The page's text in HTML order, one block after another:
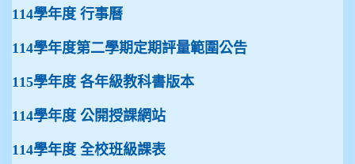
114學年度 行事曆
114學年度第二學期定期評量範圍公告
115學年度 各年級教科書版本
114學年度 公開授課網站
114學年度 全校班級課表